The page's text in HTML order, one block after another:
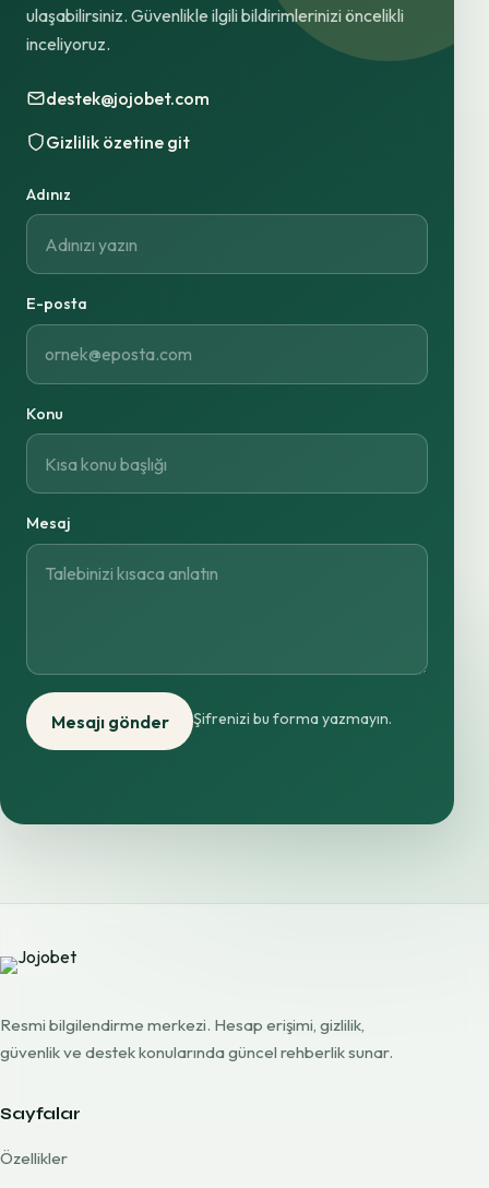
ulaşabilirsiniz. Güvenlikle ilgili bildirimlerinizi öncelikli
inceliyoruz.
destek@jojobet.com
Gizlilik özetine git
Adınız
E-posta
Konu
Mesaj
Mesajı gönder Şifrenizi bu forma yazmayın.
Resmi bilgilendirme merkezi. Hesap erişimi, gizlilik,
güvenlik ve destek konularında güncel rehberlik sunar.
Sayfalar
Özellikler